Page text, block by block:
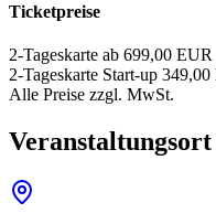
Ticketpreise
2-Tageskarte ab 699,00 EUR
2-Tageskarte Start-up 349,00
Alle Preise zzgl. MwSt.